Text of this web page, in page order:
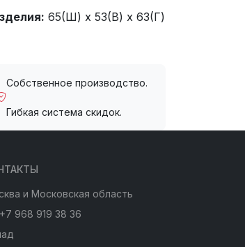
65(Ш) x 53(В) x 63(Г)
Собственное производство.
Гибкая система скидок.
и Московская область
+7 968 919 38 36